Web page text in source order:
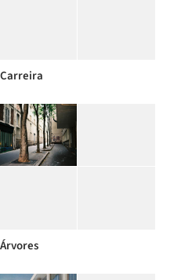
Carreira
Árvores